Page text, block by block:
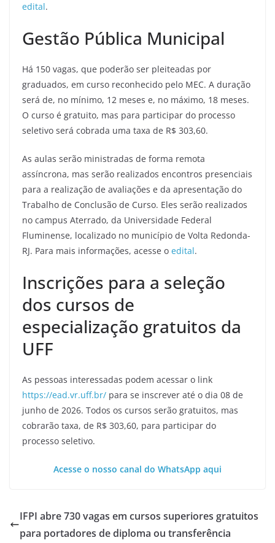
edital.
Gestão Pública Municipal
Há 150 vagas, que poderão ser pleiteadas por
graduados, em curso reconhecido pelo MEC. A duração
será de, no mínimo, 12 meses e, no máximo, 18 meses.
O curso é gratuito, mas para participar do processo
seletivo será cobrada uma taxa de R$ 303,60.
As aulas serão ministradas de forma remota
assíncrona, mas serão realizados encontros presenciais
para a realização de avaliações e da apresentação do
Trabalho de Conclusão de Curso. Eles serão realizados
no campus Aterrado, da Universidade Federal
Fluminense, localizado no município de Volta Redonda-
RJ. Para mais informações, acesse o edital.
Inscrições para a seleção
dos cursos de
especialização gratuitos da
UFF
As pessoas interessadas podem acessar o link
https://ead.vr.uff.br/ para se inscrever até o dia 08 de
junho de 2026. Todos os cursos serão gratuitos, mas
cobrarão taxa, de R$ 303,60, para participar do
processo seletivo.
Acesse o nosso canal do WhatsApp aqui
IFPI abre 730 vagas em cursos superiores gratuitos
para portadores de diploma ou transferência